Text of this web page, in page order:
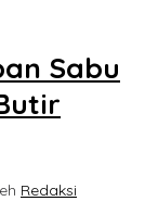
Sabu
Redaksi